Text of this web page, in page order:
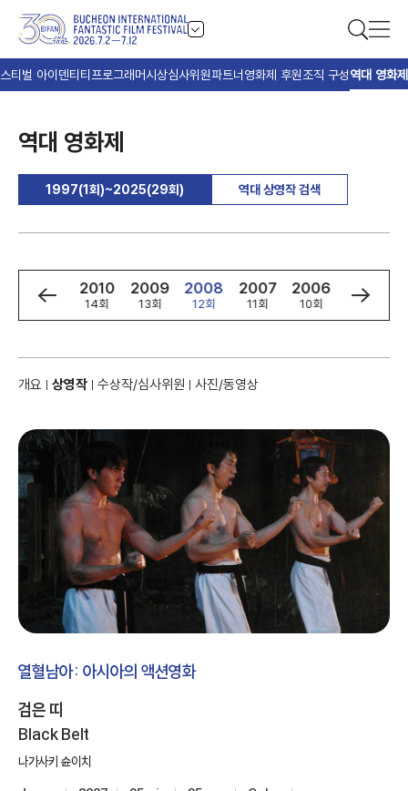
티벌 아이덴티티 프로그래머시상심사위원파트너 영화제 후원조직 구성역대 영화제
역대 영화제
1997(1회)~2025(29회) 역대 상영작 검색
2011
15회
2010
14회
2009
13회
2008
12회
2007
11회
2006
10회
2005
9회
개요 상영작 수상작/심사위원 사진/동영상
열혈남아: 아시아의 액션영화
검은 띠
Black Belt
나가사키 슌이치